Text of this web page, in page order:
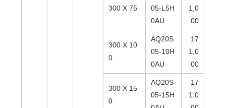
300 X 75
05-L5H
0AU
1,0
00
300 X 10
0
AQ20S
05-10H
0AU
17
1,0
00
300 X 15
0
AQ20S
05-15H
17
1,0